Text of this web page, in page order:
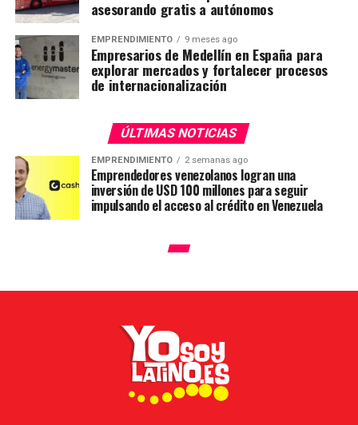
asesorando gratis a autónomos
EMPRENDIMIENTO 9 meses ago
Empresarios de Medellín en España para
explorar mercados y fortalecer procesos
de internacionalización
ÚLTIMAS NOTICIAS
EMPRENDIMIENTO 2 semanas ago
Emprendedores venezolanos logran una
inversión de USD 100 millones para seguir
impulsando el acceso al crédito en Venezuela